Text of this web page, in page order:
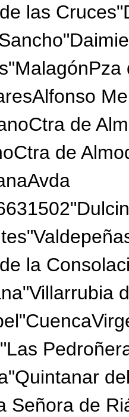
las
de
de
la
Señora de